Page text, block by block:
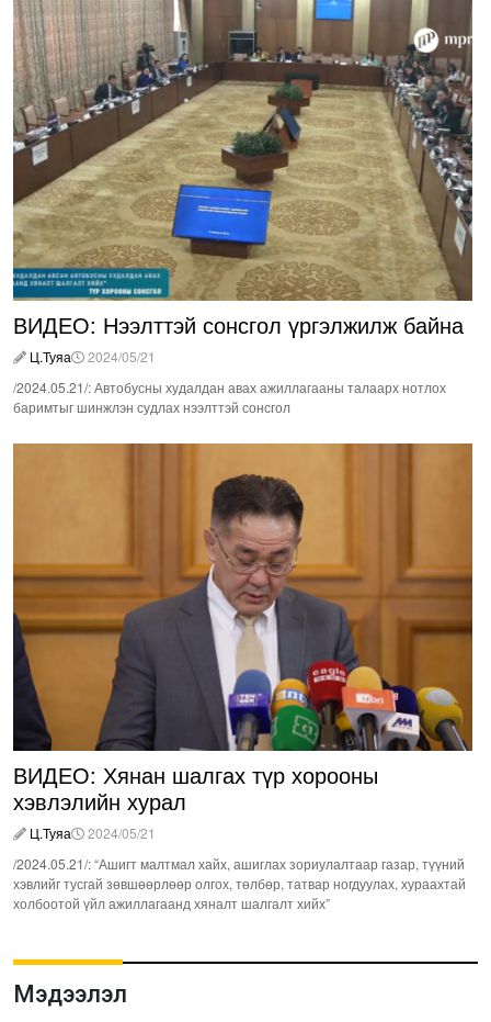
ВИДЕО: Нээлттэй сонсгол үргэлжилж байна
Ц.Туяа
2024/05/21
/2024.05.21/: Автобусны худалдан авах ажиллагааны талаарх нотлох
баримтыг шинжлэн судлах нээлттэй сонсгол
ВИДЕО: Хянан шалгах түр хорооны
хэвлэлийн хурал
Ц.Туяа
2024/05/21
/2024.05.21/: “Ашигт малтмал хайх, ашиглах зориулалтаар газар, түүний
хэвлийг тусгай зөвшөөрлөөр олгох, төлбөр, татвар ногдуулах, хураахтай
холбоотой үйл ажиллагаанд хяналт шалгалт хийх”
Мэдээлэл